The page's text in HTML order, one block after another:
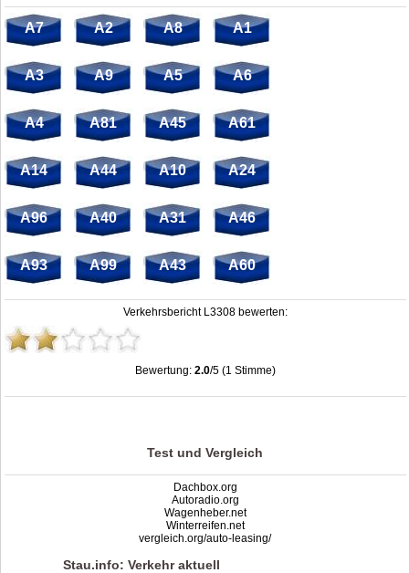
A7 A2 A8 A1
A3 A9 A5 A6
A4 A81 A45 A61
A14 A44 A10 A24
A96 A40 A31 A46
A93 A99 A43 A60
Verkehrsbericht L3308 bewerten:
Bewertung: 2.0/5 (1 Stimme)
Stau L3308: Unfälle, Sperrung & Baustellen | Staumelder L3308 ,2.0out of5
Test und Vergleich
Dachbox.org
Autoradio.org
Wagenheber.net
Winterreifen.net
vergleich.org/auto-leasing/
Stau.info: Verkehr aktuell